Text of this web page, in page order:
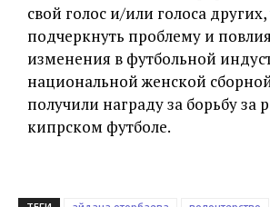
свой голос и/или голоса
подчеркнуть проблему и
изменения в футбольной
национальной женской
получили награду за борьбу за
кипрском футболе.